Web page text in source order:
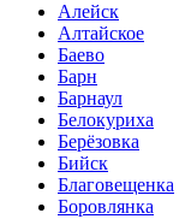
Алейск
Алтайское
Баево
Барн
Барнаул
Белокуриха
Берёзовка
Бийск
Благовещенка
Боровлянка